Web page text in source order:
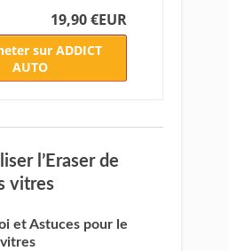
19,90 €EUR
sur ADDICT
AUTO
l’Eraser de
vitres
et Astuces pour le